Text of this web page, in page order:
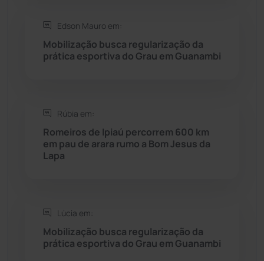
Saúde
Seabra (50)
Sítio do Mato
Sudoeste Baiano
Edson Mauro em:
Mobilização busca regularização da
prática esportiva do Grau em Guanambi
Rúbia em:
Romeiros de Ipiaú percorrem 600 km
em pau de arara rumo a Bom Jesus da
Lapa
Lúcia em:
Mobilização busca regularização da
prática esportiva do Grau em Guanambi